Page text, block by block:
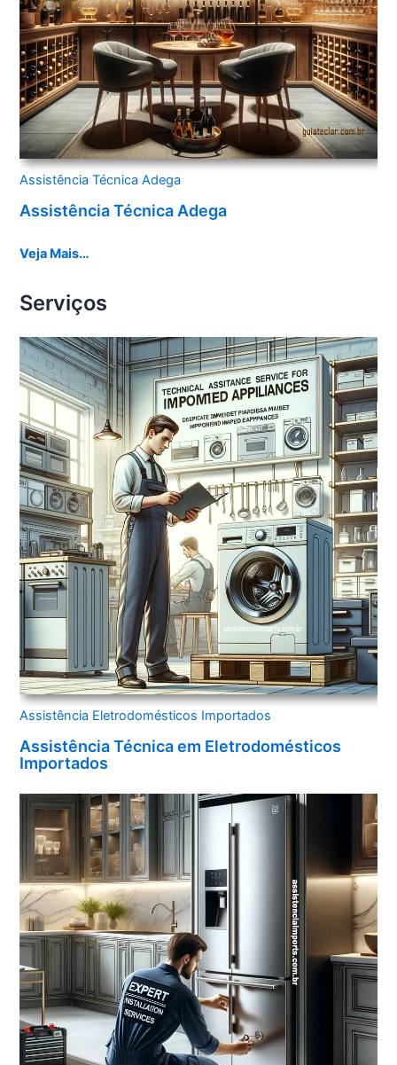
Assistência Técnica Adega
Assistência Técnica Adega
Veja Mais…
Serviços
Assistência Eletrodomésticos Importados
Assistência Técnica em Eletrodomésticos
Importados